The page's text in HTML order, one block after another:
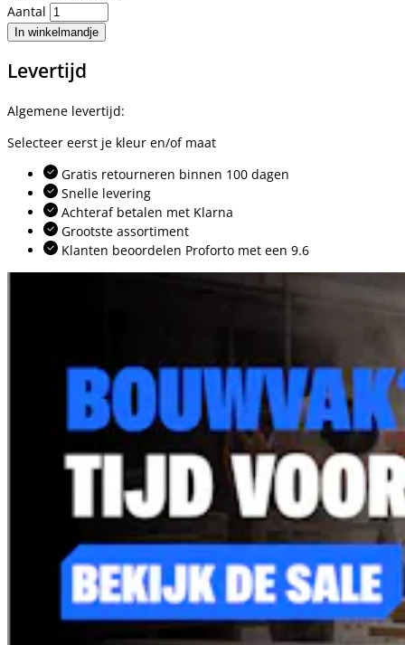
Aantal
In winkelmandje
Levertijd
Algemene levertijd:
Selecteer eerst je kleur en/of maat
Gratis retourneren binnen 100 dagen
Snelle levering
Achteraf betalen met Klarna
Grootste assortiment
Klanten beoordelen Proforto met een 9.6